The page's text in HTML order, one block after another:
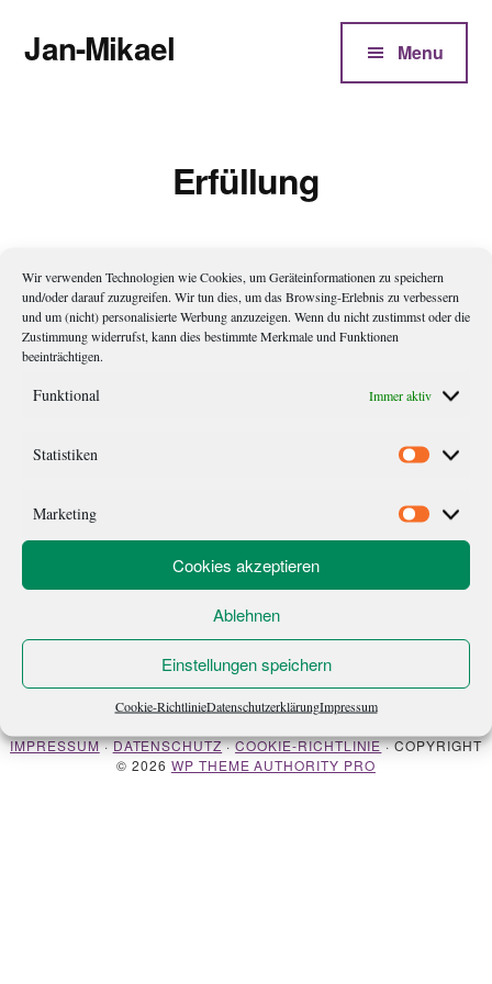
Wir verwenden Technologien wie Cookies, um Geräteinformationen zu speichern
und/oder darauf zuzugreifen. Wir tun dies, um das Browsing-Erlebnis zu verbessern
und um (nicht) personalisierte Werbung anzuzeigen. Wenn du nicht zustimmst oder die
Zustimmung widerrufst, kann dies bestimmte Merkmale und Funktionen
beeinträchtigen.
Funktional Immer aktiv
Statistiken
Marketing
Cookies akzeptieren
Ablehnen
Einstellungen speichern
Cookie-RichtlinieDatenschutzerklärungImpressum
Inhalt
springen
menu
Jan-Mikael Menu
Erfüllung
Puzzle
Schon als sie klopft, fürchtet sie, dass er sie diesmal nicht
hereinbitten wird. Mit zittriger Hand drückt sie die Klinke
Stuhl ist beseite geschoben. Auf dem Tisch, auf dem sie
ÜBER MICH NEWSLETTER
IMPRESSUM·DATENSCHUTZ·COOKIE-RICHTLINIE· COPYRIGHT
© 2026 WP THEME AUTHORITY PRO